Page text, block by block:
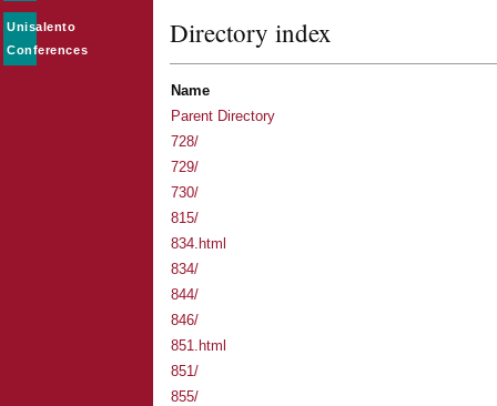
Unisalento
Conferences
Directory index
Name
Parent Directory
728/
729/
730/
815/
834.html
834/
844/
846/
851.html
851/
855/